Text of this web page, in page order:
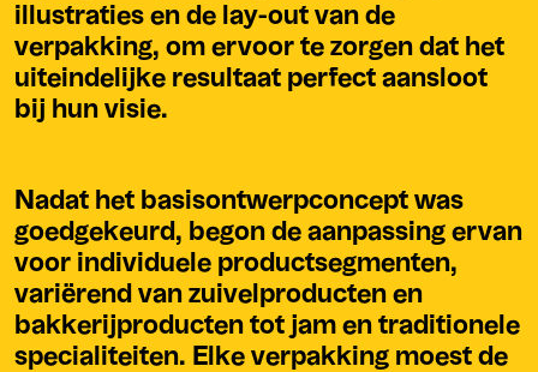
illustraties en de lay-out van de
verpakking, om ervoor te zorgen dat het
uiteindelijke resultaat perfect aansloot
bij hun visie.
Nadat het basisontwerpconcept was
goedgekeurd, begon de aanpassing ervan
voor individuele productsegmenten,
variërend van zuivelproducten en
bakkerijproducten tot jam en traditionele
specialiteiten. Elke verpakking moest de